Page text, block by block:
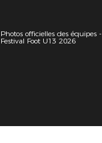
Photos officielles des équipes -
Festival Foot U13 2026